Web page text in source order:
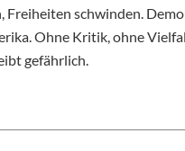
schwinden.
Ohne Kritik, ohne
gefährlich.